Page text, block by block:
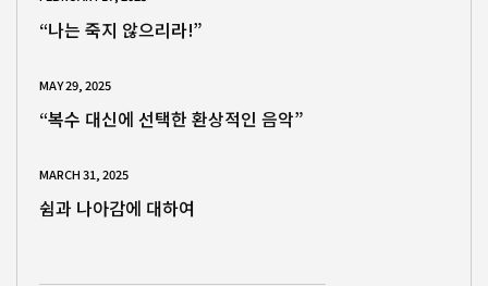
“나는 죽지 않으리라!”
MAY 29, 2025
“복수 대신에 선택한 환상적인 음악”
MARCH 31, 2025
쉼과 나아감에 대하여